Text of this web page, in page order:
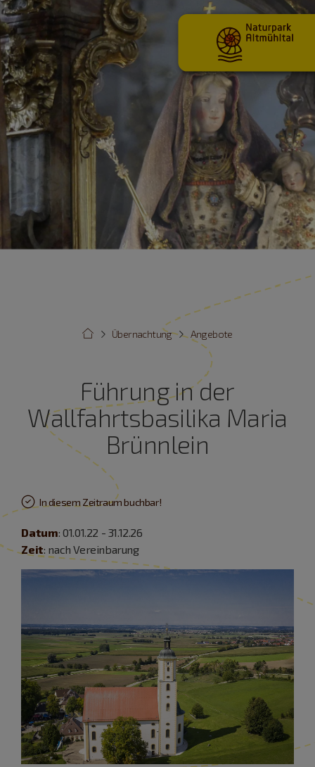
Angebote
Übernachtung
Führung in der
Wallfahrtsbasilika Maria
Brünnlein
In diesem Zeitraum buchbar!
Datum: 01.01.22 - 31.12.26
Zeit: nach Vereinbarung